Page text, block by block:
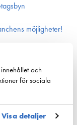
och
för sociala
Visa detaljer
möjligheter!